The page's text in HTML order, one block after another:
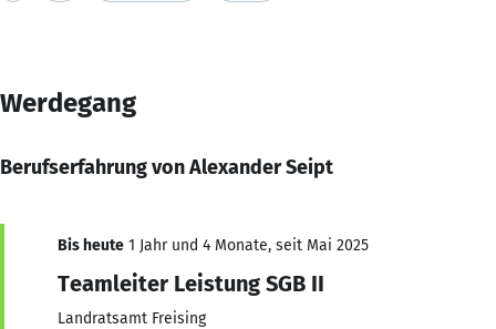
Werdegang
Berufserfahrung von Alexander Seipt
Bis heute 1 Jahr und 4 Monate, seit Mai 2025
Teamleiter Leistung SGB II
Landratsamt Freising